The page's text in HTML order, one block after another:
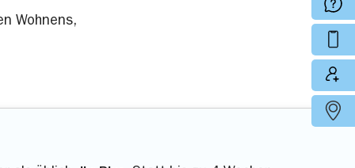
Wohnens,